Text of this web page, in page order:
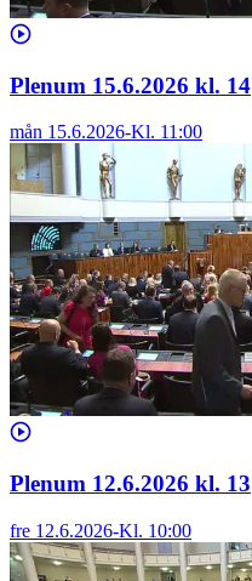
Plenum 15.6.2026 kl. 14
mån 15.6.2026-Kl. 11:00
Plenum 12.6.2026 kl. 13
fre 12.6.2026-Kl. 10:00